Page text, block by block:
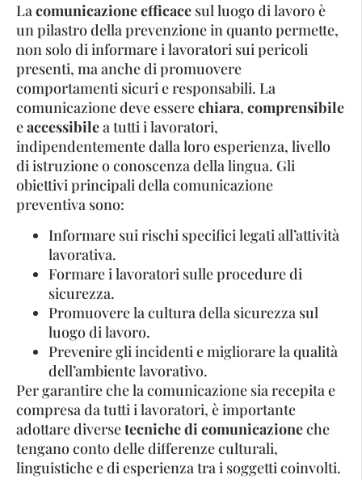
Lacomunicazione efficace sul luogo di lavoro è
un pilastro della prevenzione in quanto permette,
non solo di informare i lavoratori sui pericoli
presenti, ma anche di promuovere
comportamenti sicuri e responsabili. La
comunicazione deve esserechiara, comprensibile
eaccessibilea tutti i lavoratori,
indipendentemente dalla loro esperienza, livello
di istruzione o conoscenza della lingua. Gli
obiettivi principali della comunicazione
preventiva sono:
Informare sui rischi specifici legati all’attività
lavorativa.
Formare i lavoratori sulle procedure di
sicurezza.
Promuovere la cultura della sicurezza sul
luogo di lavoro.
Prevenire gli incidenti e migliorare la qualità
dell’ambiente lavorativo.
Per garantire che la comunicazione sia recepita e
compresa da tutti i lavoratori, è importante
adottare diversetecniche di comunicazioneche
tengano conto delle differenze culturali,
linguistiche e di esperienza tra i soggetti coinvolti.